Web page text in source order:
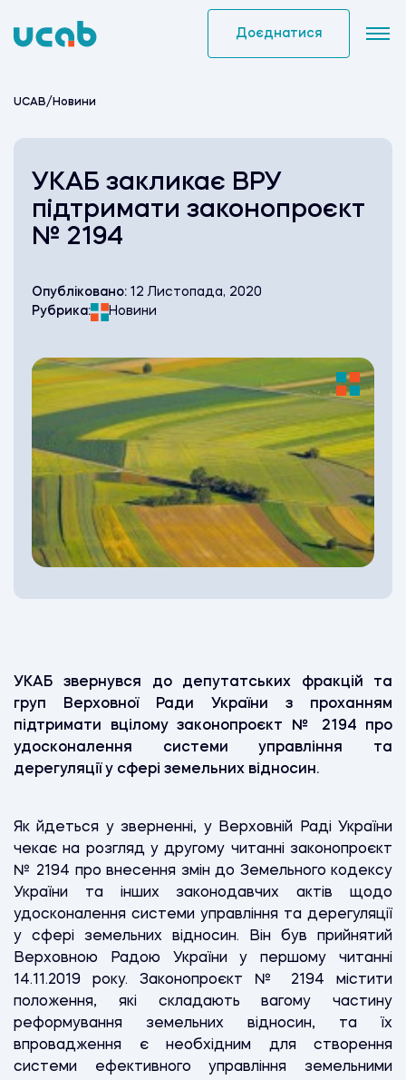
to
Доєднатися
UCAB/ Новини
УКАБ закликає ВРУ
підтримати законопроєкт
№ 2194
Опубліковано: 12 Листопада, 2020
Рубрика:
Новини
УКАБ звернувся до депутатських фракцій та
груп Верховної Ради України з проханням
підтримати вцілому законопроєкт № 2194 про
удосконалення системи управління та
дерегуляції у сфері земельних відносин.
Як йдеться у зверненні, у Верховній Раді України
чекає на розгляд у другому читанні законопроєкт
№ 2194 про внесення змін до Земельного кодексу
України та інших законодавчих актів щодо
удосконалення системи управління та дерегуляції
у сфері земельних відносин. Він був прийнятий
Верховною Радою України у першому читанні
14.11.2019 року. Законопроєкт № 2194 містити
положення, які складають вагому частину
реформування земельних відносин, та їх
впровадження є необхідним для створення
системи ефективного управління земельними